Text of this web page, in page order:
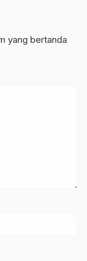
yang bertanda